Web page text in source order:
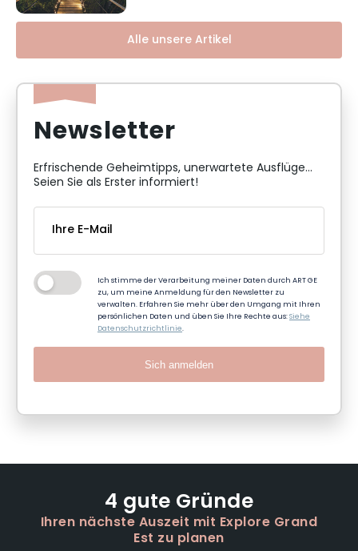
Alle unsere Artikel
Newsletter
Erfrischende Geheimtipps, unerwartete Ausflüge...
Seien Sie als Erster informiert!
Ich stimme der Verarbeitung meiner Daten durch ART GE
zu, um meine Anmeldung für den Newsletter zu
verwalten. Erfahren Sie mehr über den Umgang mit Ihren
persönlichen Daten und üben Sie Ihre Rechte aus:Siehe
Datenschutzrichtlinie.
Sich anmelden
4 gute Gründe
Ihren nächste Auszeit mit Explore Grand
Est zu planen